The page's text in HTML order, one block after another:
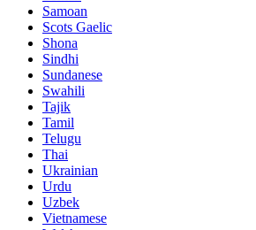
Samoan
Scots Gaelic
Shona
Sindhi
Sundanese
Swahili
Tajik
Tamil
Telugu
Thai
Ukrainian
Urdu
Uzbek
Vietnamese